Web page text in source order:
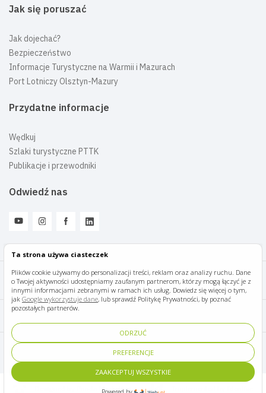
Ta strona używa ciasteczek
Plików cookie używamy do personalizacji treści, reklam oraz analizy ruchu. Dane
o Twojej aktywności udostępniamy zaufanym partnerom, którzy mogą łączyć je z
innymi informacjami zebranymi w ramach ich usług. Dowiedz się więcej o tym,
jak Google wykorzystuje dane, lub sprawdź Politykę Prywatności, by poznać
pozostałych partnerów.
ODRZUĆ
PREFERENCJE
ZAAKCEPTUJ WSZYSTKIE
Jak się poruszać
Jak dojechać?
Bezpieczeństwo
Informacje Turystyczne na Warmii i Mazurach
Port Lotniczy Olsztyn-Mazury
Przydatne informacje
Wędkuj
Szlaki turystyczne PTTK
Publikacje i przewodniki
Odwiedź nas
Mazury Travel © 2026
Polityka prywatności
Designed by Panda Marketing